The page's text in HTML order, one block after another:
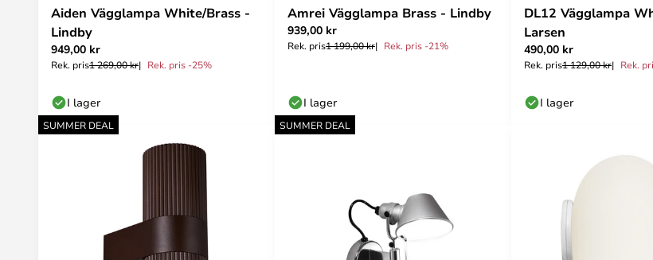
Aiden Vägglampa White/Brass -
Lindby
949,00 kr
Rek. pris1 269,00 kr Rek. pris -25%
I lager
Amrei Vägglampa Brass - Lindby
939,00 kr
Rek. pris1 199,00 kr Rek. pris -21%
I lager
DL12 Vägglampa
Larsen
490,00 kr
Rek. pris1 129,00 kr Rek.
I lager
SUMMER DEAL SUMMER DEAL